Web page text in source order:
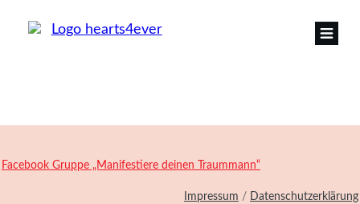
Facebook Gruppe „Manifestiere deinen Traummann“
Impressum / Datenschutzerklärung